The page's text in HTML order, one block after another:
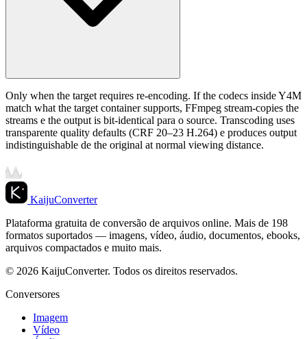
Only when the target requires re-encoding. If the codecs inside Y4M
match what the target container supports, FFmpeg stream-copies the
streams e the output is bit-identical para o source. Transcoding uses
transparente quality defaults (CRF 20–23 H.264) e produces output
indistinguishable de the original at normal viewing distance.
KaijuConverter
Plataforma gratuita de conversão de arquivos online. Mais de 198
formatos suportados — imagens, vídeo, áudio, documentos, ebooks,
arquivos compactados e muito mais.
© 2026 KaijuConverter. Todos os direitos reservados.
Conversores
Imagem
Vídeo